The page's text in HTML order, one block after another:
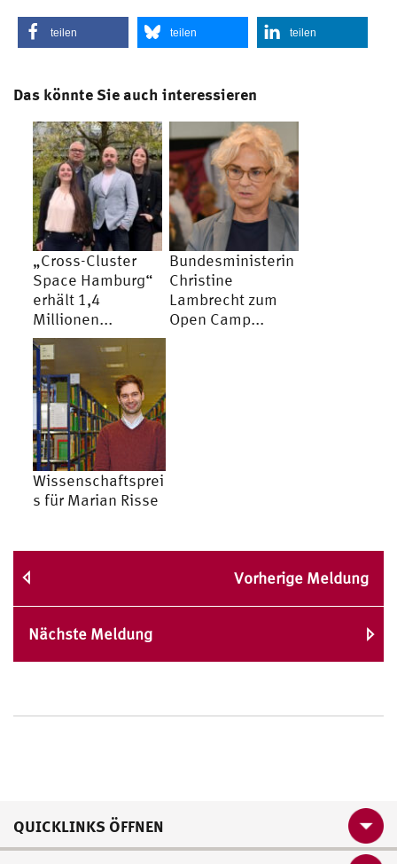
teilen teilen teilen
Das könnte Sie auch interessieren
„Cross-Cluster
Space Hamburg“
erhält 1,4
Millionen...
Bundesministerin
Christine
Lambrecht zum
Open Camp...
Wissenschaftsprei
s für Marian Risse
Vorherige Meldung
Nächste Meldung
QUICKLINKS ÖFFNEN